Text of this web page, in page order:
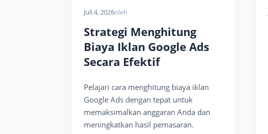
Juli 4, 2026oleh
Strategi Menghitung
Biaya Iklan Google Ads
Secara Efektif
Pelajari cara menghitung biaya iklan
Google Ads dengan tepat untuk
memaksimalkan anggaran Anda dan
meningkatkan hasil pemasaran.